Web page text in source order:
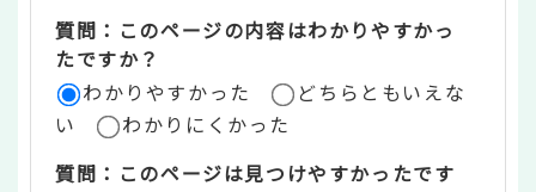
リ
ア
質問：このページの内容はわかりやすかっ
たですか？
わかりやすかった
どちらともいえな
い
わかりにくかった
質問：このページは見つけやすかったです